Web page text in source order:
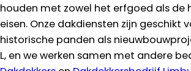
houden met zowel het erfgoed als de
eisen. Onze dakdiensten zijn geschikt
historische panden als
L, en we werken samen met andere